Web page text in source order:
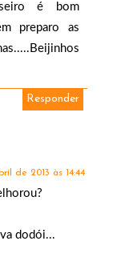
é bom
preparo as
Responder
de 2013 às 14:44
dodói...